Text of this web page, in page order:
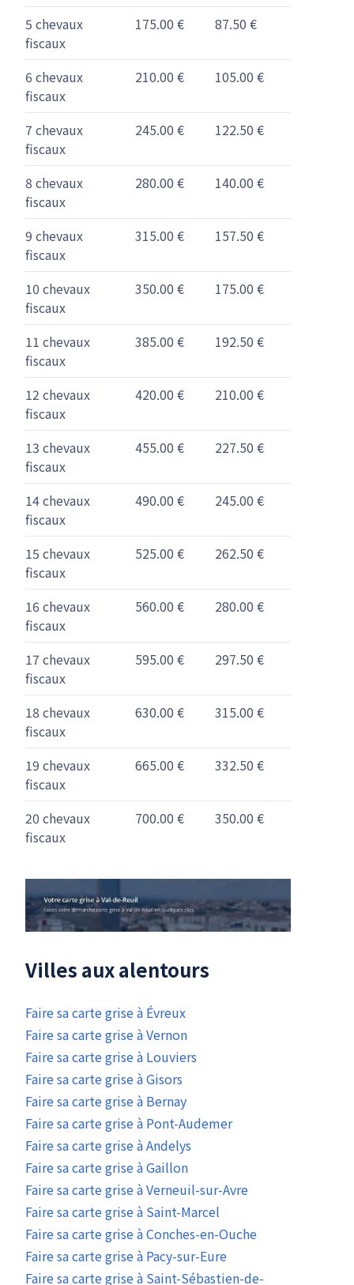
5 chevaux
fiscaux
175.00 € 87.50 €
6 chevaux
fiscaux
210.00 € 105.00 €
7 chevaux
fiscaux
245.00 € 122.50 €
8 chevaux
fiscaux
280.00 € 140.00 €
9 chevaux
fiscaux
315.00 € 157.50 €
10 chevaux
fiscaux
350.00 € 175.00 €
11 chevaux
fiscaux
385.00 € 192.50 €
12 chevaux
fiscaux
420.00 € 210.00 €
13 chevaux
fiscaux
455.00 € 227.50 €
14 chevaux
fiscaux
490.00 € 245.00 €
15 chevaux
fiscaux
525.00 € 262.50 €
16 chevaux
fiscaux
560.00 € 280.00 €
17 chevaux
fiscaux
595.00 € 297.50 €
18 chevaux
fiscaux
630.00 € 315.00 €
19 chevaux
fiscaux
665.00 € 332.50 €
20 chevaux
fiscaux
700.00 € 350.00 €
Villes aux alentours
Faire sa carte grise à Évreux
Faire sa carte grise à Vernon
Faire sa carte grise à Louviers
Faire sa carte grise à Gisors
Faire sa carte grise à Bernay
Faire sa carte grise à Pont-Audemer
Faire sa carte grise à Andelys
Faire sa carte grise à Gaillon
Faire sa carte grise à Verneuil-sur-Avre
Faire sa carte grise à Saint-Marcel
Faire sa carte grise à Conches-en-Ouche
Faire sa carte grise à Pacy-sur-Eure
Faire sa carte grise à Saint-Sébastien-de-